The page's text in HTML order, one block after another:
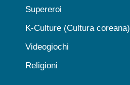
Supereroi
K-Culture (Cultura coreana)
Videogiochi
Religioni